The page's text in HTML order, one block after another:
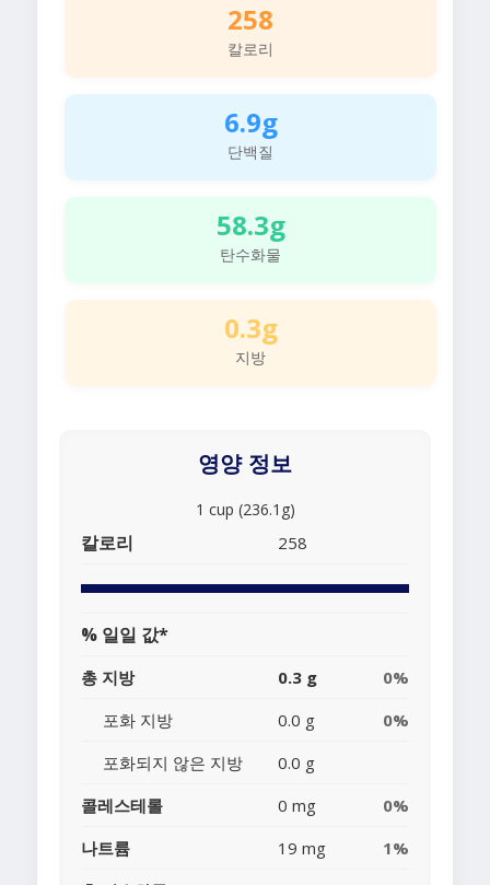
258
칼로리
6.9g
단백질
58.3g
탄수화물
0.3g
지방
영양 정보
1 cup (236.1g)
칼로리 258
% 일일 값*
총 지방 0.3 g
0%
포화 지방
0.0 g
0%
포화되지 않은 지방
0.0 g
콜레스테롤
0 mg
0%
나트륨
19 mg
1%